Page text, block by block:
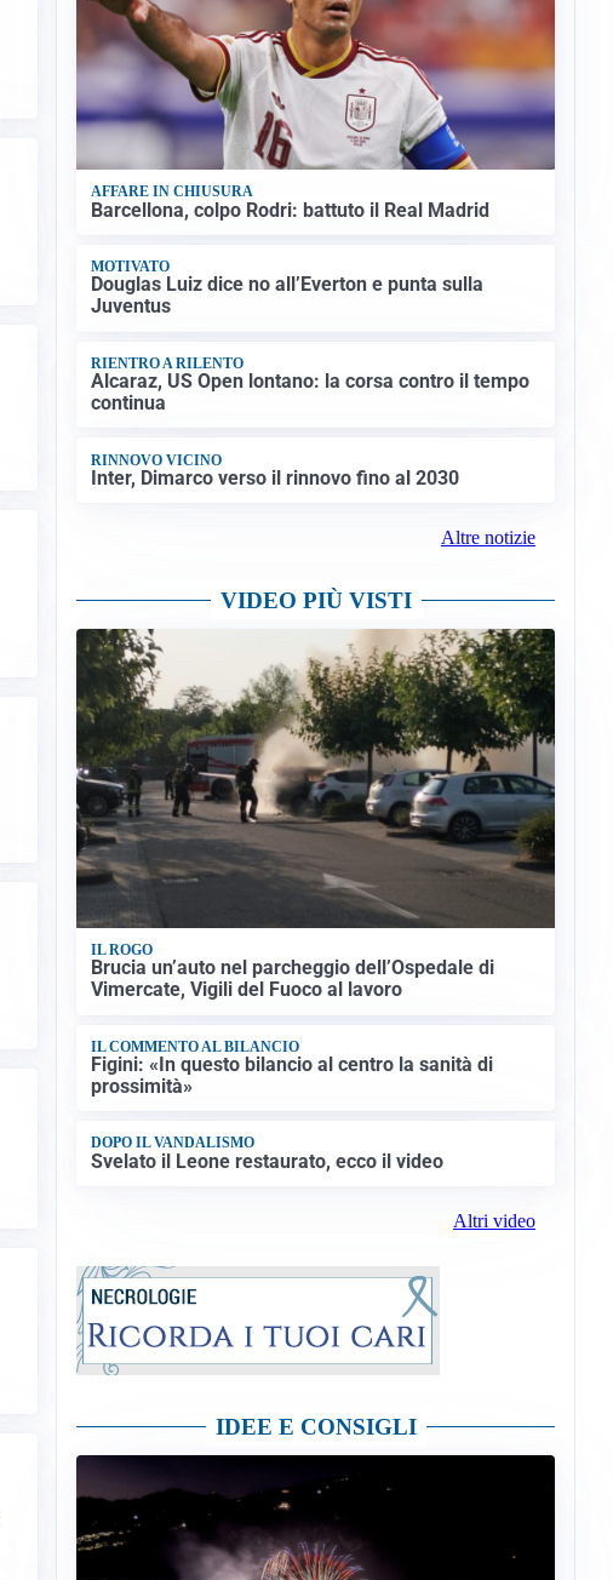
AFFARE IN CHIUSURA
Barcellona, colpo Rodri: battuto il Real Madrid
MOTIVATO
Douglas Luiz dice no all’Everton e punta sulla
Juventus
RIENTRO A RILENTO
Alcaraz, US Open lontano: la corsa contro il tempo
continua
RINNOVO VICINO
Inter, Dimarco verso il rinnovo fino al 2030
Altre notizie
VIDEO PIÙ VISTI
IL ROGO
Brucia un’auto nel parcheggio dell’Ospedale di
Vimercate, Vigili del Fuoco al lavoro
IL COMMENTO AL BILANCIO
Figini: «In questo bilancio al centro la sanità di
prossimità»
DOPO IL VANDALISMO
Svelato il Leone restaurato, ecco il video
Altri video
IDEE E CONSIGLI